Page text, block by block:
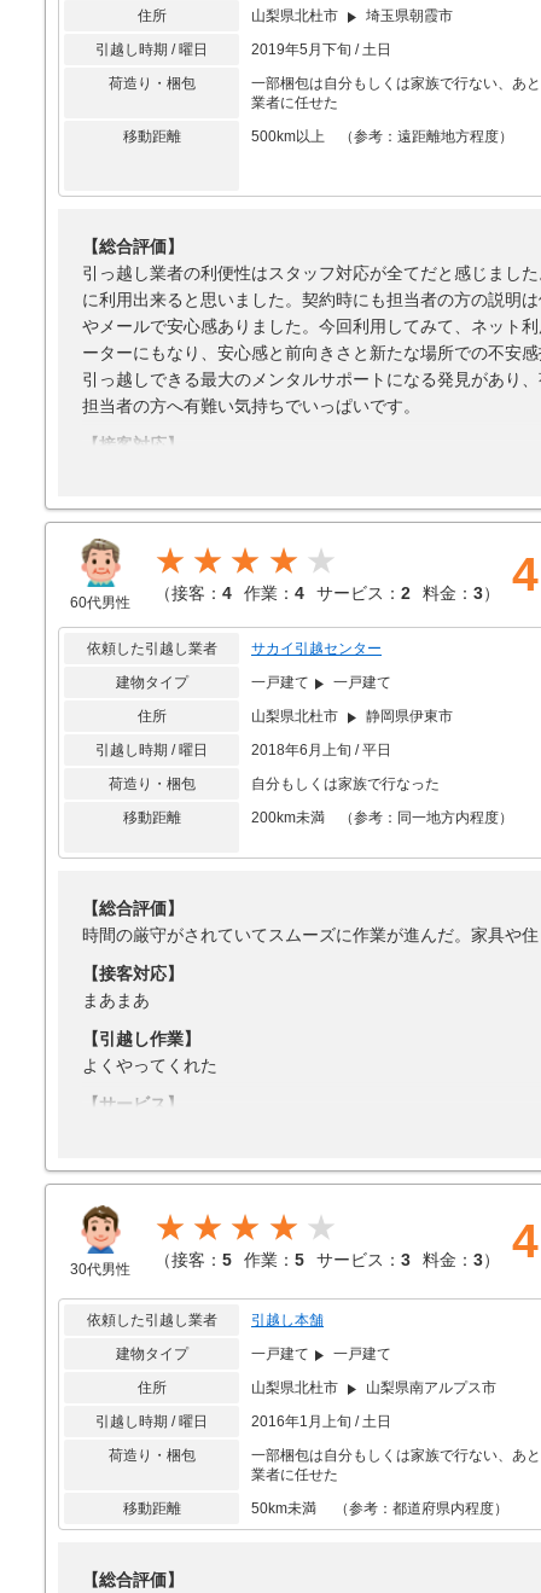
住所
山梨県北杜市
埼玉県朝霞市
引越し時期 / 曜日
2019年5月下旬 / 土日
荷造り・梱包
一部梱包は自分もしくは家族で行ない、あ
業者に任せた
移動距離
500km以上 （参考：遠距離地方程度）
【総合評価】
引っ越し業者の利便性はスタッフ対応が全てだと感じまし
に利用出来ると思いました。契約時にも担当者の方の説明
やメールで安心感ありました。今回利用してみて、ネット
ーターにもなり、安心感と前向きさと新たな場所での不安
引っ越しできる最大のメンタルサポートになる発見があり
担当者の方へ有難い気持ちでいっぱいです。
【接客対応】
【引越し作業】
スタッフの方の説明やアドバイスが素晴らしいと思います
【サービス】
特にはなく、丁寧さが魅力的です
【料金】
60代男性
★★★★
（接客： 4 作業： 4 サービス： 2 料金： 3） 4
依頼した引越し業者
サカイ引越センター
建物タイプ
一戸建て
一戸建て
住所
山梨県北杜市
静岡県伊東市
引越し時期 / 曜日
2018年6月上旬 / 平日
荷造り・梱包
自分もしくは家族で行なった
移動距離
200km未満 （参考：同一地方内程度）
【総合評価】
時間の厳守がされていてスムーズに作業が進んだ。家具や
【接客対応】
まあまあ
【引越し作業】
よくやってくれた
【サービス】
【料金】
30代男性
★★★★
（接客： 5 作業： 5 サービス： 3 料金： 3） 4
依頼した引越し業者
引越し本舗
建物タイプ
一戸建て
一戸建て
住所
山梨県北杜市
山梨県南アルプス市
引越し時期 / 曜日
2016年1月上旬 / 土日
荷造り・梱包
一部梱包は自分もしくは家族で行ない、あ
業者に任せた
移動距離
50km未満 （参考：都道府県内程度）
【総合評価】